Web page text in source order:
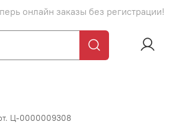
онлайн заказы без регистрации!
Ц-0000009308